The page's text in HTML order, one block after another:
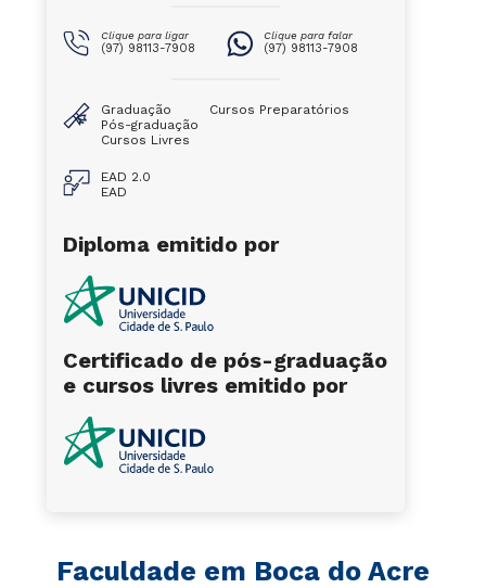
Faculdade em Boca do Acre
Clique para ligar
(97) 98113-7908
Clique para falar
(97) 98113-7908
Graduação
Pós-graduação
Cursos Livres
Cursos Preparatórios
EAD 2.0
EAD
Diploma emitido por
Certificado de pós-graduação
e cursos livres emitido por